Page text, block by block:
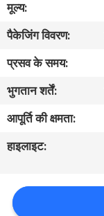
भ्रमण
गुणवत्ता
नियंत्रण
करें
समाचार
मूल्य:
पैकेजिंग विवरण:
प्रसव के समय:
भुगतान शर्तें:
आपूर्ति की क्षमता:
हाइलाइट: